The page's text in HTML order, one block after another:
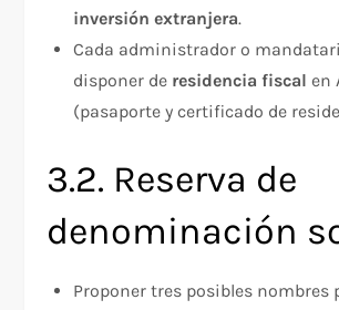
inversión extranjera.
Cada administrador o
disponer de residencia fiscal en
(pasaporte y certificado de
3.2. Reserva de
denominación
Proponer tres posibles nombres